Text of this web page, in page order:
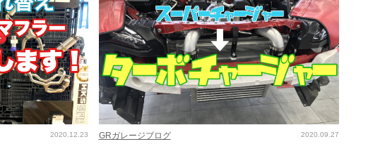
2020.12.23 GRガレージブログ 2020.09.27